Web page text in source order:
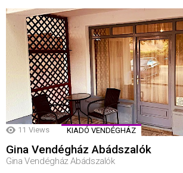
11 Views KIADÓ VENDÉGHÁZ
Gina Vendégház Abádszalók
Gina Vendégház Abádszalók